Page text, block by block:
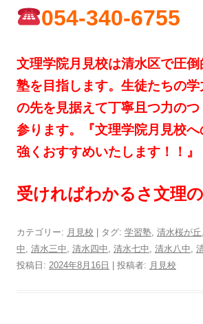
054-340-6755
文理学院月見校は清水区で圧
塾を目指します。生徒たちの
の先を見据えて丁寧且つ力の
参ります。『文理学院月見校へ
強くおすすめいたします！！』
受ければわかるさ文理
カテゴリー: 月見校 | タグ: 学習塾 清水桜が丘
中 清水三中 清水四中 清水七中 清水八中
投稿日: 2024年8月16日 | 投稿者: 月見校